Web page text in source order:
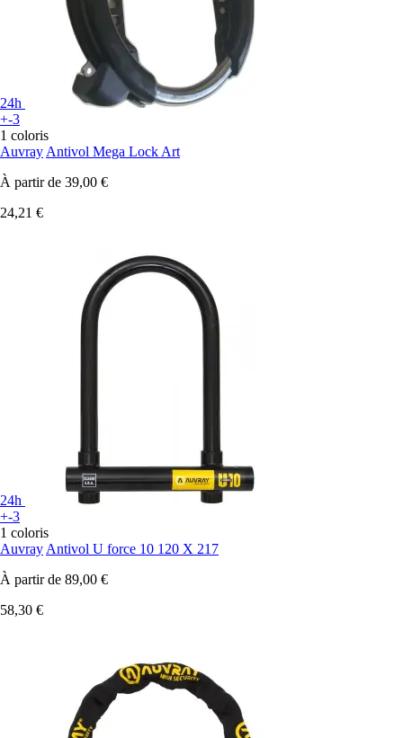
24h
+-3
1 coloris
Auvray Antivol Mega Lock Art
À partir de 39,00 €
24,21 €
24h
+-3
1 coloris
Auvray Antivol U force 10 120 X 217
À partir de 89,00 €
58,30 €